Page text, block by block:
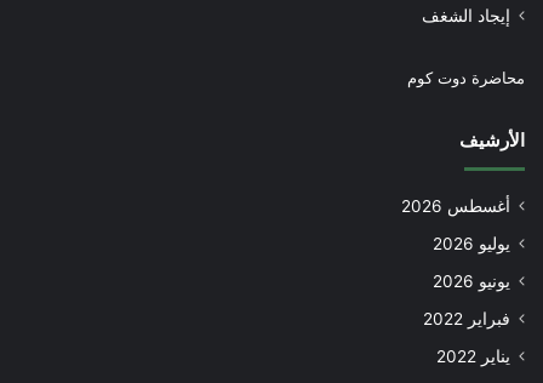
إيجاد الشغف
محاضرة دوت كوم
الأرشيف
أغسطس 2026
يوليو 2026
يونيو 2026
فبراير 2022
يناير 2022